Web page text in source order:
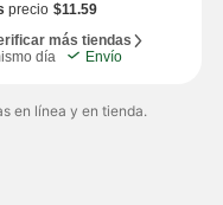
precio $11.59
más tiendas
día
Envío
en línea y en tienda.